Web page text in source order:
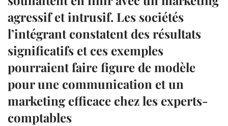
agressif et intrusif. Les sociétés
l’intégrant constatent des résultats
significatifs et ces exemples
pourraient faire figure de modèle
pour une communication et un
marketing efficace chez les experts-
comptables